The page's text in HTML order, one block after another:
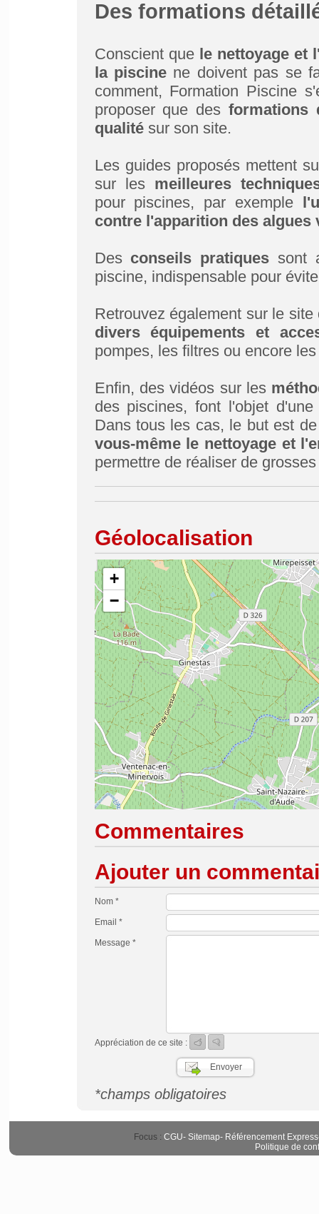
Des formations
Conscient quele nettoyage et
la piscinene doivent pas se
comment, Formation Piscine
proposer que des formations
qualitésur son site.
Les guides proposés mettent
sur les meilleures
pour piscines, par exemple
contre l'apparition des algues
Des conseils pratiques sont
piscine, indispensable pour
Retrouvez également sur le
divers équipements et
pompes, les filtres ou encore
Enfin, des vidéos sur les
des piscines, font l'objet
Dans tous les cas, le but est
vous-même le nettoyage et
permettre de réaliser de
Géolocalisation
+
−
Commentaires
Ajouter un
Nom *
Email *
Message *
Appréciation de ce site :
*champs obligatoires
Focus : CGU- Sitemap- Référencement Express
Politique de